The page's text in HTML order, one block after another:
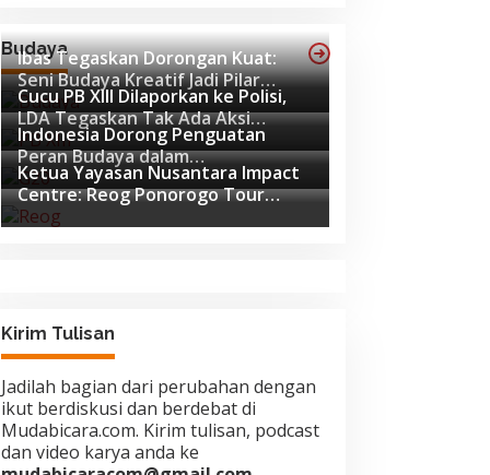
Budaya
Ibas Tegaskan Dorongan Kuat:
Seni Budaya Kreatif Jadi Pilar
Utama Identitas dan Ekonomi
Nasional
Cucu PB XIII Dilaporkan ke Polisi,
LDA Tegaskan Tak Ada Aksi
Pemukulan
Indonesia Dorong Penguatan
Peran Budaya dalam
Pembangunan Global di Forum G20
Afrika Selatan
Ketua Yayasan Nusantara Impact
Centre: Reog Ponorogo Tour
Europe adalah Langkah Strategis
Kirim Tulisan
Jadilah bagian dari perubahan dengan
ikut berdiskusi dan berdebat di
Mudabicara.com. Kirim tulisan, podcast
dan video karya anda ke